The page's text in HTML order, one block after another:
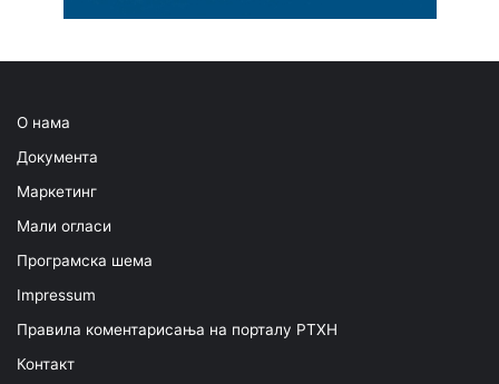
О нама
Документа
Маркетинг
Мали огласи
Програмска шема
Impressum
Правила коментарисања на порталу РТХН
Контакт